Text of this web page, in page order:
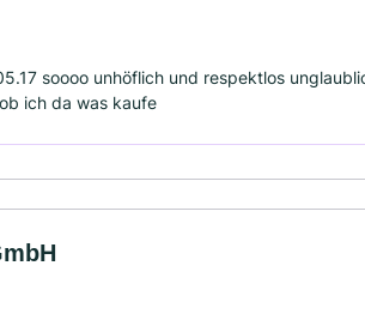
soooo unhöflich und respektlos
ich da was kaufe